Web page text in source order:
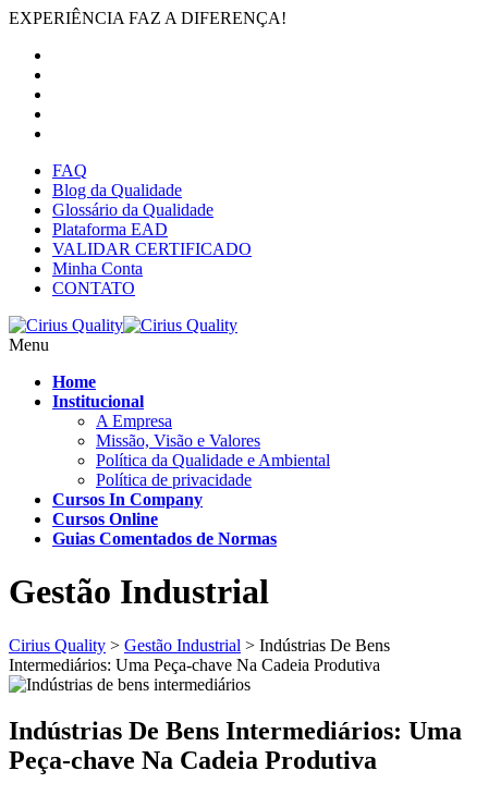
EXPERIÊNCIA FAZ A DIFERENÇA!
FAQ
Blog da Qualidade
Glossário da Qualidade
Plataforma EAD
VALIDAR CERTIFICADO
Minha Conta
CONTATO
Menu
Home
Institucional
A Empresa
Missão, Visão e Valores
Política da Qualidade e Ambiental
Política de privacidade
Cursos In Company
Cursos Online
Guias Comentados de Normas
Gestão Industrial
Cirius Quality > Gestão Industrial > Indústrias De Bens
Intermediários: Uma Peça-chave Na Cadeia Produtiva
Indústrias De Bens Intermediários: Uma
Peça-chave Na Cadeia Produtiva